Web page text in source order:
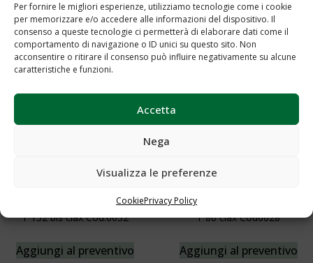
Per fornire le migliori esperienze, utilizziamo tecnologie come i cookie
per memorizzare e/o accedere alle informazioni del dispositivo. Il
consenso a queste tecnologie ci permetterà di elaborare dati come il
comportamento di navigazione o ID unici su questo sito. Non
acconsentire o ritirare il consenso può influire negativamente su alcune
caratteristiche e funzioni.
Accetta
Nega
Visualizza le preferenze
CookiePrivacy Policy
Server a giorno Cod.0016
Aggiungi al preventivo
T 100 Cod.0023
Aggiungi al preventivo
T 152 bis clax Cod.0032
Aggiungi al preventivo
T 80 clax Cod0028
Aggiungi al preventivo